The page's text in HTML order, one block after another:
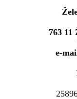
763 11
e-